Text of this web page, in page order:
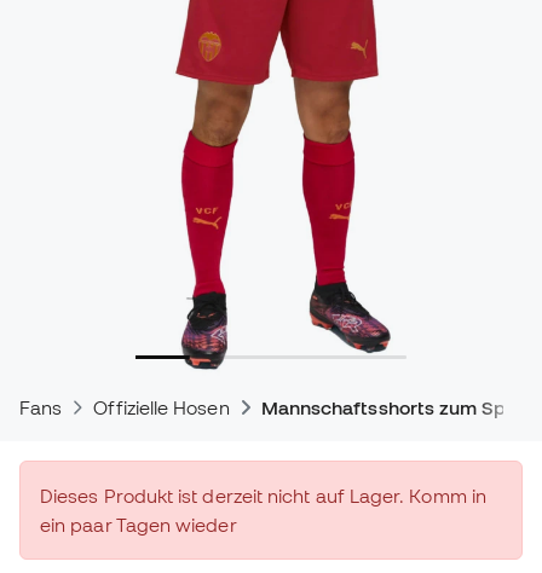
Fans Offizielle Hosen Mannschaftsshorts zum
Dieses Produkt ist derzeit nicht auf Lager. Komm in
ein paar Tagen wieder